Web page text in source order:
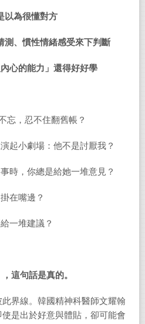
以為很懂對方
測、慣性情緒感受來下判斷
心的能力」還得好好學
忘，忍不住翻舊帳？
起小劇場：他不是討厭我？
時，你總是給她一堆意見？
在嘴邊？
一堆建議？
這句話是真的。
界線。韓國精神科醫師文耀翰
是出於好意與體貼，卻可能會